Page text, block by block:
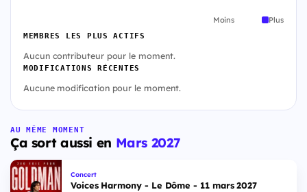
Moins Plus
MEMBRES LES PLUS ACTIFS
Aucun contributeur pour le moment.
MODIFICATIONS RÉCENTES
Aucune modification pour le moment.
AU MÊME MOMENT
Ça sort aussi en Mars 2027
Concert
Voices Harmony - Le Dôme - 11 mars 2027